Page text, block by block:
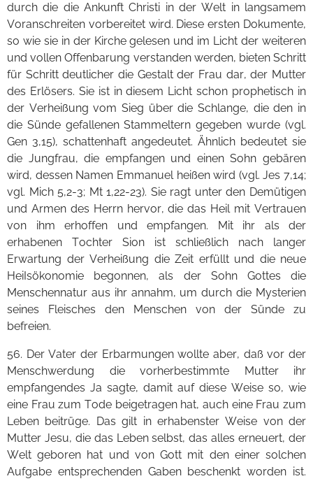
durch die die Ankunft Christi in der Welt in langsamem
Voranschreiten vorbereitet wird. Diese ersten Dokumente,
so wie sie in der Kirche gelesen und im Licht der weiteren
und vollen Offenbarung verstanden werden, bieten Schritt
für Schritt deutlicher die Gestalt der Frau dar, der Mutter
des Erlösers. Sie ist in diesem Licht schon prophetisch in
der Verheißung vom Sieg über die Schlange, die den in
die Sünde gefallenen Stammeltern gegeben wurde (vgl.
Gen 3,15), schattenhaft angedeutet. Ähnlich bedeutet sie
die Jungfrau, die empfangen und einen Sohn gebären
wird, dessen Namen Emmanuel heißen wird (vgl. Jes 7,14;
vgl. Mich 5,2-3; Mt 1,22-23). Sie ragt unter den Demütigen
und Armen des Herrn hervor, die das Heil mit Vertrauen
von ihm erhoffen und empfangen. Mit ihr als der
erhabenen Tochter Sion ist schließlich nach langer
Erwartung der Verheißung die Zeit erfüllt und die neue
HeiIsökonomie begonnen, als der Sohn Gottes die
Menschennatur aus ihr annahm, um durch die Mysterien
seines Fleisches den Menschen von der Sünde zu
befreien.
56. Der Vater der Erbarmungen wollte aber, daß vor der
Menschwerdung die vorherbestimmte Mutter ihr
empfangendes Ja sagte, damit auf diese Weise so, wie
eine Frau zum Tode beigetragen hat, auch eine Frau zum
Leben beitrüge. Das gilt in erhabenster Weise von der
Mutter Jesu, die das Leben selbst, das alles erneuert, der
Welt geboren hat und von Gott mit den einer solchen
Aufgabe entsprechenden Gaben beschenkt worden ist.